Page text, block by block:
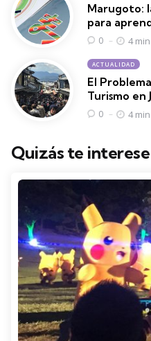
Marugoto:
para
0 4 min
ACTUALIDAD
El
Turismo en
0 4 min
Quizás te interese